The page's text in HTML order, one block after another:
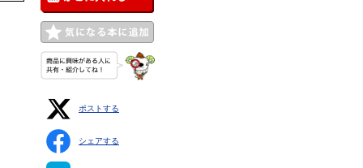
ポストする
シェアする